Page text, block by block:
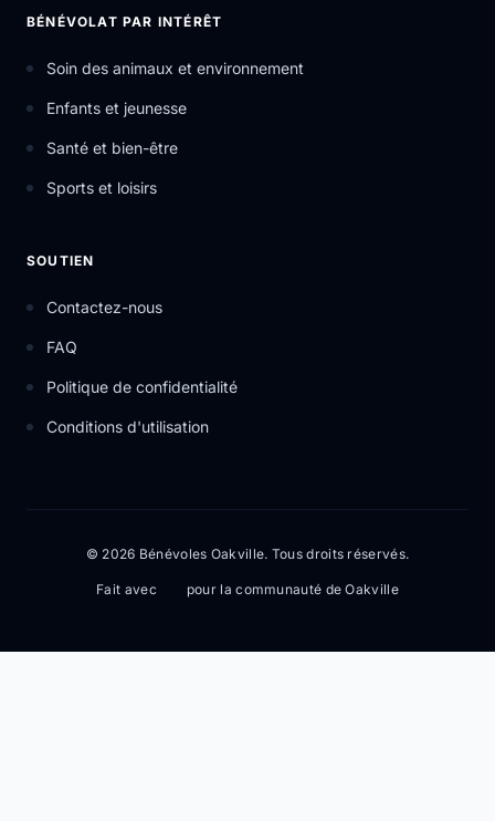
BÉNÉVOLAT PAR INTÉRÊT
Soin des animaux et environnement
Enfants et jeunesse
Santé et bien-être
Sports et loisirs
SOUTIEN
Contactez-nous
FAQ
Politique de confidentialité
Conditions d'utilisation
© 2026 Bénévoles Oakville. Tous droits réservés.
Fait avec pour la communauté de Oakville